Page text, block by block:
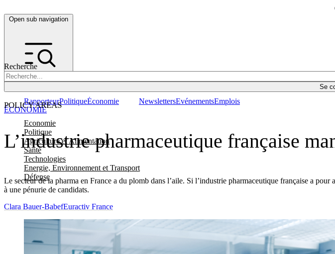
Open sub navigation
Recherche
Se
POLICY AREAS
Economie
Politique
Agriculture et Alimentation
Santé
Technologies
Energie, Environnement et Transport
Défense
RapporteurPolitiqueÉconomie NewslettersEvénementsEmplois
L’industrie pharmaceutique française
Le secteur de la pharma en France a du plomb dans l’aile. Si l’industrie pharmaceutique française a
à une pénurie de candidats.
ÉCONOMIE
Clara Bauer-BabefEuractiv France